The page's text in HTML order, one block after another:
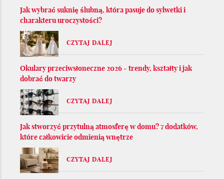
Jak wybrać suknię ślubną, która pasuje do sylwetki i
charakteru uroczystości?
CZYTAJ DALEJ
Okulary przeciwsłoneczne 2026 - trendy, kształty i jak
dobrać do twarzy
CZYTAJ DALEJ
Jak stworzyć przytulną atmosferę w domu? 7 dodatków,
które całkowicie odmienią wnętrze
CZYTAJ DALEJ